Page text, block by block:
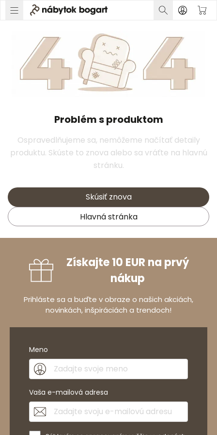
Problém s produktom
Ospravedlňujeme sa, nemôžeme načítať detaily
produktu. Skúste to znova alebo sa vráťte na hlavnú
stránku.
Skúsiť znova
Hlavná stránka
Získajte 10 EUR na prvý
nákup
Prihláste sa a buďte v obraze o našich akciách,
novinkách, inšpiráciách a trendoch!
Meno
Vaša e-mailová adresa